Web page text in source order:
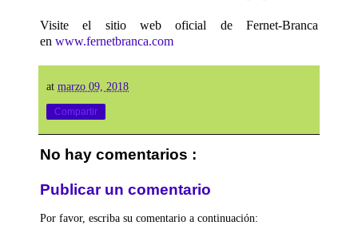
Visite el sitio web oficial de Fernet-Branca
en www.fernetbranca.com
at marzo 09, 2018
Compartir
No hay comentarios :
Publicar un comentario
Por favor, escriba su comentario a continuación: